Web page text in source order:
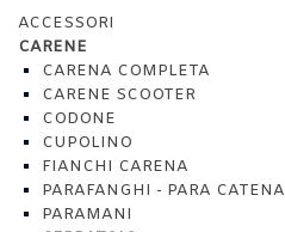
ACCESSORI
CARENE
CARENA COMPLETA
CARENE SCOOTER
CODONE
CUPOLINO
FIANCHI CARENA
PARAFANGHI - PARA CATENA
PARAMANI